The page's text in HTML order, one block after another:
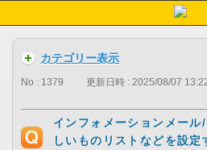
カテゴリー表示
No : 1379 更新日時 : 2025/08/07
インフォメーションメー
しいものリストなどを設定